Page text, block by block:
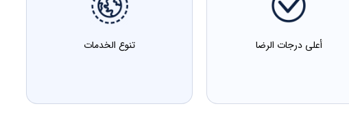
أعلى درجات الرضا تنوع الخدمات